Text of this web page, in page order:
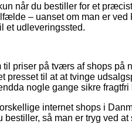
når du bestiller for et
– uanset om man er ved
et udleveringssted.
priser på tværs af shops på
presset til at at tvinge
nogle gange sikre fragtfri
internet shops i
så man er tryg ved at